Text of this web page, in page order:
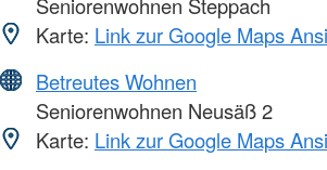
Karte: Link zur Google Maps
Betreutes Wohnen
Seniorenwohnen Neusäß 2
Karte: Link zur Google Maps